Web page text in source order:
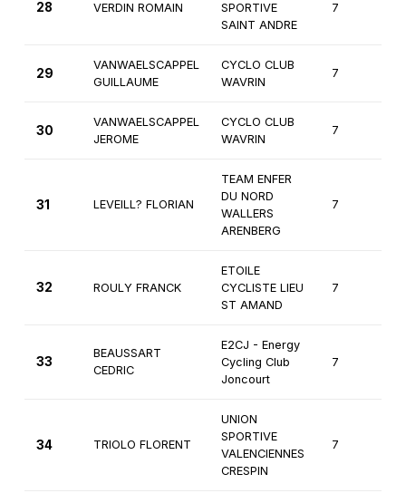
28 VERDIN ROMAIN
SPORTIVE
SAINT ANDRE
7
29
VANWAELSCAPPEL
GUILLAUME
CYCLO CLUB
WAVRIN
7
30
VANWAELSCAPPEL
JEROME
CYCLO CLUB
WAVRIN
7
31 LEVEILL? FLORIAN
TEAM ENFER
DU NORD
WALLERS
ARENBERG
7
32 ROULY FRANCK
ETOILE
CYCLISTE LIEU
ST AMAND
7
33
BEAUSSART
CEDRIC
E2CJ - Energy
Cycling Club
Joncourt
7
34 TRIOLO FLORENT
UNION
SPORTIVE
VALENCIENNES
CRESPIN
7